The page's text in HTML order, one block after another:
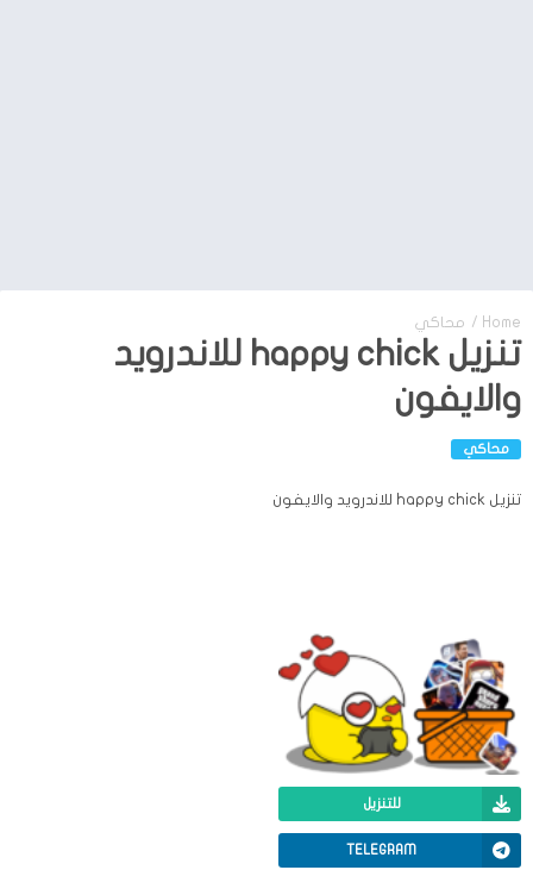
Home
/ محاكي
تنزيل happy chick للاندرويد
والايفون
محاكي
تنزيل happy chick للاندرويد والايفون
للتنزيل
TELEGRAM